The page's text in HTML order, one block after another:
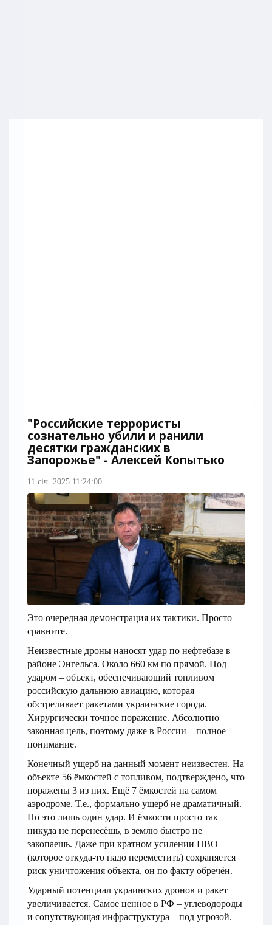
"Российские террористы
сознательно убили и ранили
десятки гражданских в
Запорожье" - Алексей Копытько
11 січ. 2025 11:24:00
Это очередная демонстрация их тактики. Просто
сравните.
Неизвестные дроны наносят удар по нефтебазе в
районе Энгельса. Около 660 км по прямой. Под
ударом – объект, обеспечивающий топливом
российскую дальнюю авиацию, которая
обстреливает ракетами украинские города.
Хирургически точное поражение. Абсолютно
законная цель, поэтому даже в России – полное
понимание.
Конечный ущерб на данный момент неизвестен. На
объекте 56 ёмкостей с топливом, подтверждено, что
поражены 3 из них. Ещё 7 ёмкостей на самом
аэродроме. Т.е., формально ущерб не драматичный.
Но это лишь один удар. И ёмкости просто так
никуда не перенесёшь, в землю быстро не
закопаешь. Даже при кратном усилении ПВО
(которое откуда-то надо переместить) сохраняется
риск уничтожения объекта, он по факту обречён.
Ударный потенциал украинских дронов и ракет
увеличивается. Самое ценное в РФ – углеводороды
и сопутствующая инфраструктура – под угрозой.